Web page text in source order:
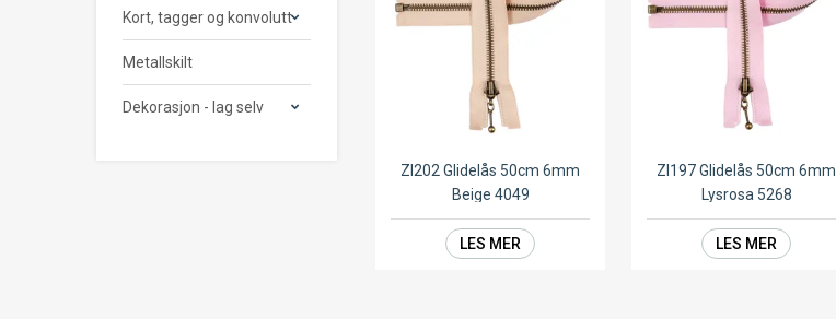
Kort, tagger og konvolutt
Metallskilt
Dekorasjon - lag selv
ZI202 Glidelås 50cm 6mm
Beige 4049
LES MER
ZI197 Glidelås 50cm 6mm
Lysrosa 5268
LES MER